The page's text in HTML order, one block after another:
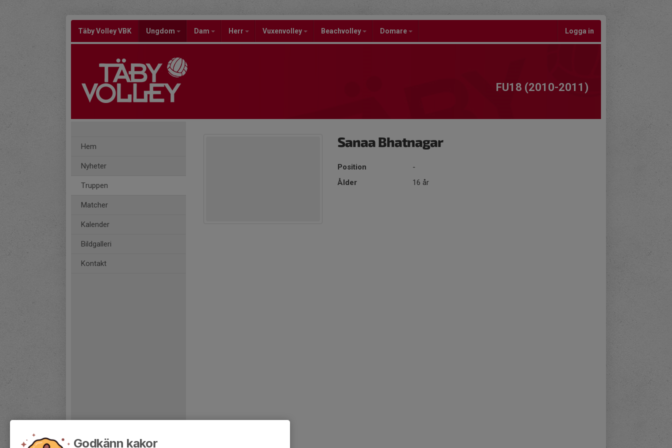
Täby Volley VBK Ungdom Dam Herr Vuxenvolley Beachvolley Domare Logga in
FU18 (2010-2011)
Hem
Nyheter
Truppen
Matcher
Kalender
Bildgalleri
Kontakt
Sanaa Bhatnagar
Position
-
Ålder
16 år
Godkänn kakor